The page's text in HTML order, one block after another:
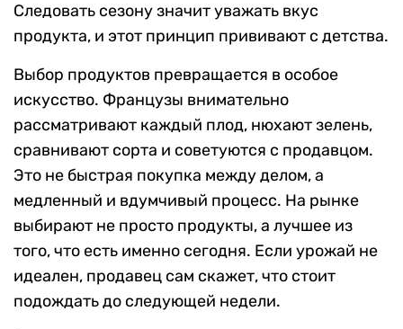
Следовать сезону значит уважать вкус
продукта, и этот принцип прививают с детства.
Выбор продуктов превращается в особое
искусство. Французы внимательно
рассматривают каждый плод, нюхают зелень,
сравнивают сорта и советуются с продавцом.
Это не быстрая покупка между делом, а
медленный и вдумчивый процесс. На рынке
выбирают не просто продукты, а лучшее из
того, что есть именно сегодня. Если урожай не
идеален, продавец сам скажет, что стоит
подождать до следующей недели.